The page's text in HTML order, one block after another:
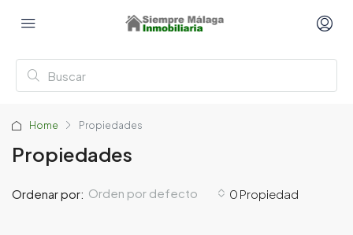
Home Propiedades
Propiedades
0 Propiedad
Ordenar por: Orden por defecto